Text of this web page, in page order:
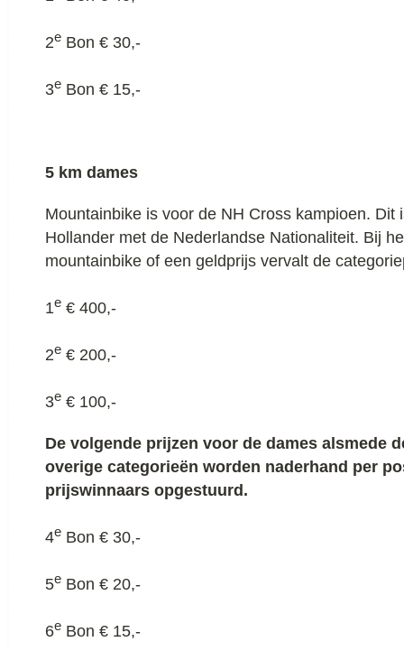
2e Bon € 30,-
3e Bon € 15,-
5 km dames
Mountainbike is voor de NH Cross kampioen. Dit
Hollander met de Nederlandse Nationaliteit. Bij
mountainbike of een geldprijs vervalt de
1e € 400,-
2e € 200,-
3e € 100,-
De volgende prijzen voor de dames alsmede
overige categorieën worden naderhand per
prijswinnaars opgestuurd.
4e Bon € 30,-
5e Bon € 20,-
6e Bon € 15,-